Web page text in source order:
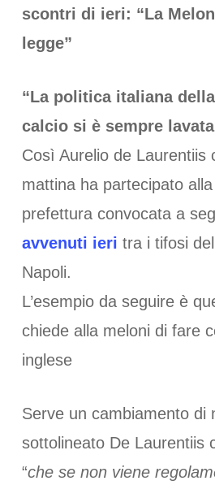
scontri di ieri: “La
legge”
“La politica italiana
calcio si è sempre
Così Aurelio de Laurentiis
mattina ha partecipato
prefettura convocata a
avvenuti ieri tra i tifosi
Napoli.
L’esempio da seguire è
chiede alla meloni di fare
inglese
Serve un cambiamento di
sottolineato De Laurentiis
“che se non viene